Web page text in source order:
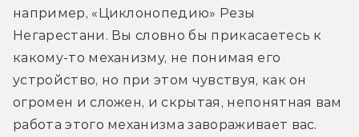
например, «Циклонопедию» Резы
Негарестани. Вы словно бы прикасаетесь к
какому-то механизму, не понимая его
устройство, но при этом чувствуя, как он
огромен и сложен, и скрытая, непонятная вам
работа этого механизма завораживает вас.